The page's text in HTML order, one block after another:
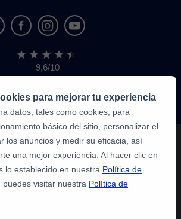
9,6/10
1.339.284
de
alumnos
para mejorar tu experiencia
datos, tales como cookies, para
básico del sitio, personalizar el
los anuncios y medir su eficacia, así
una mejor experiencia. Al hacer clic en
lo establecido en nuestra Política de
puedes visitar nuestra Política de